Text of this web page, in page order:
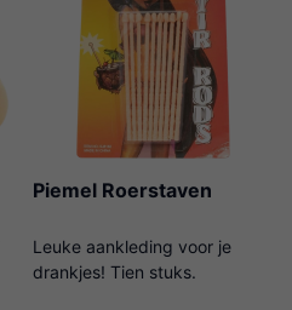
Piemel Roerstaven
Leuke aankleding voor je
drankjes! Tien stuks.